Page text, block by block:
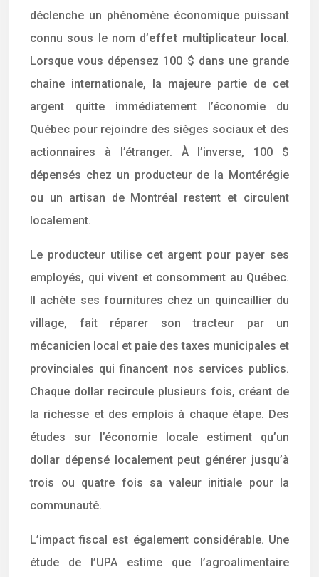
déclenche un phénomène économique puissant
connu sous le nom d’effet multiplicateur local.
Lorsque vous dépensez 100 $ dans une grande
chaîne internationale, la majeure partie de cet
argent quitte immédiatement l’économie du
Québec pour rejoindre des sièges sociaux et des
actionnaires à l’étranger. À l’inverse, 100 $
dépensés chez un producteur de la Montérégie
ou un artisan de Montréal restent et circulent
localement.
Le producteur utilise cet argent pour payer ses
employés, qui vivent et consomment au Québec.
Il achète ses fournitures chez un quincaillier du
village, fait réparer son tracteur par un
mécanicien local et paie des taxes municipales et
provinciales qui financent nos services publics.
Chaque dollar recircule plusieurs fois, créant de
la richesse et des emplois à chaque étape. Des
études sur l’économie locale estiment qu’un
dollar dépensé localement peut générer jusqu’à
trois ou quatre fois sa valeur initiale pour la
communauté.
L’impact fiscal est également considérable. Une
étude de l’UPA estime que l’agroalimentaire